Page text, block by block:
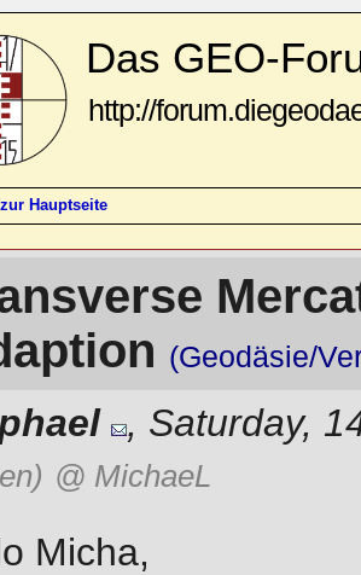
Das GEO-
http://
Hauptseite
(Geodäsie/
, Saturday,
@ MichaeL
Micha,